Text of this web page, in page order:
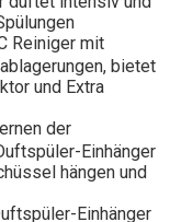
Reiniger mit
bietet
und Extra
der
Einhänger
hängen und
Einhänger